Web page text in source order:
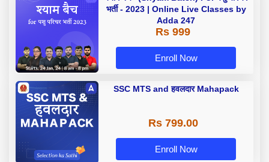
भर्ती - 2023 | Online Live Classes by
Adda 247
Rs 999
Enroll Now
SSC MTS and हवलदार Mahapack
Rs 799.00
Enroll Now